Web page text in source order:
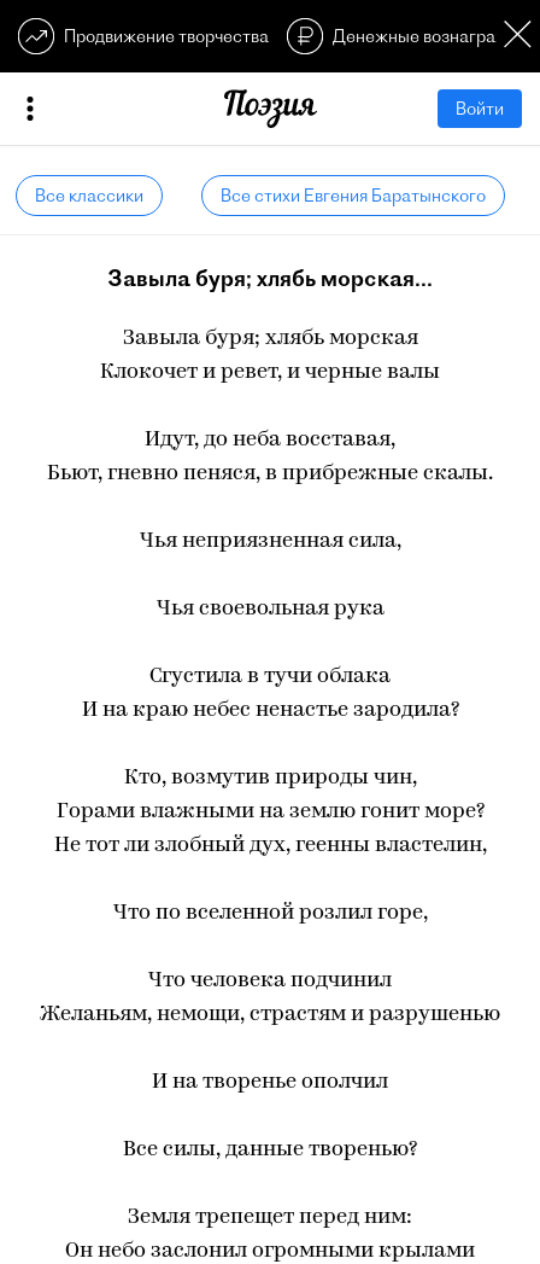
Продвижение творчества Денежные
Войти
Все классики Все стихи Евгения Баратынского
Завыла буря; хлябь морская...
Завыла буря; хлябь морская
Клокочет и ревет, и черные валы
Идут, до неба восставая,
Бьют, гневно пеняся, в прибрежные скалы.
Чья неприязненная сила,
Чья своевольная рука
Сгустила в тучи облака
И на краю небес ненастье зародила?
Кто, возмутив природы чин,
Горами влажными на землю гонит море?
Не тот ли злобный дух, геенны властелин,
Что по вселенной розлил горе,
Что человека подчинил
Желаньям, немощи, страстям и разрушенью
И на творенье ополчил
Все силы, данные творенью?
Земля трепещет перед ним:
Он небо заслонил огромными крылами